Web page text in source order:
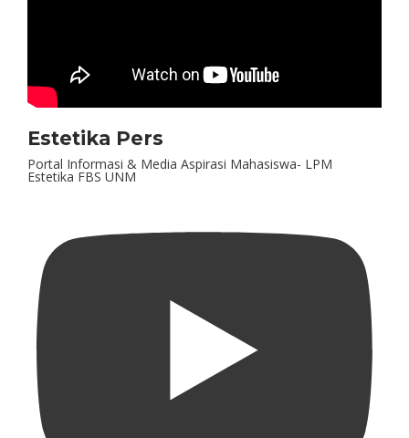
Estetika Pers
Portal Informasi & Media Aspirasi Mahasiswa- LPM
Estetika FBS UNM